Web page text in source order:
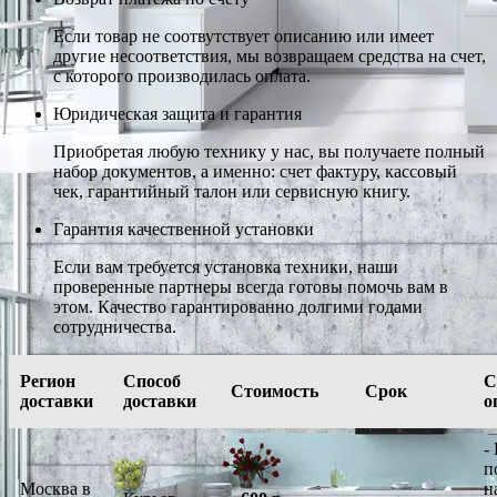
Если товар не соотвутствует описанию или имеет
другие несоответствия, мы возвращаем средства на счет,
с которого производилась оплата.
Юридическая защита и гарантия
Приобретая любую технику у нас, вы получаете полный
набор документов, а именно: счет фактуру, кассовый
чек, гарантийный талон или сервисную книгу.
Гарантия качественной установки
Если вам требуется установка техники, наши
проверенные партнеры всегда готовы помочь вам в
этом. Качество гарантированно долгими годами
сотрудничества.
Регион
доставки
Способ
доставки
Стоимость Срок
Москва в
-